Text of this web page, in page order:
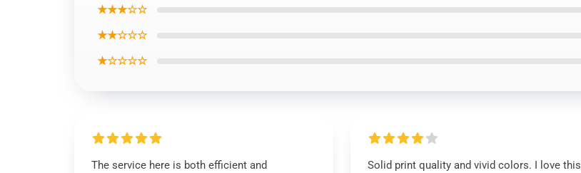
★★★☆☆
★★☆☆☆
★☆☆☆☆
The service here is both efficient and
Solid print quality and vivid colors. I love this